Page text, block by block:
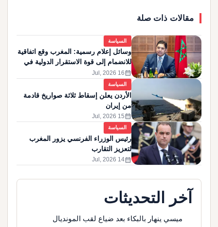
مقالات ذات صلة
السياسة
وسائل إعلام رسمية: المغرب وقع اتفاقية
للانضمام إلى قوة الاستقرار الدولية في
غزة
calendar_month
16 Jul, 2026
السياسة
الأردن يعلن إسقاط ثلاثة صواريخ قادمة
من إيران
calendar_month
15 Jul, 2026
السياسة
رئيس الوزراء الفرنسي يزور المغرب
لتعزيز التقارب
calendar_month
14 Jul, 2026
آخر التحديثات
ميسي ينهار بالبكاء بعد ضياع لقب المونديال